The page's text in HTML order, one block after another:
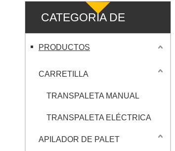
CATEGORIA DE
PRODUCTO
PRODUCTOS
CARRETILLA
TRANSPALETA MANUAL
TRANSPALETA ELÉCTRICA
APILADOR DE PALET